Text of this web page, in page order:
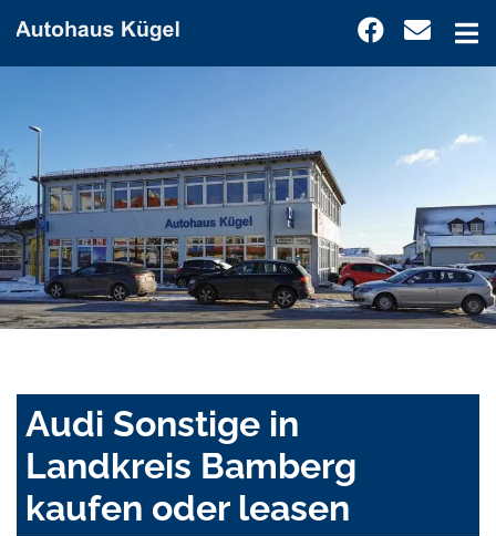
Audi Sonstige in
Landkreis Bamberg
kaufen oder leasen